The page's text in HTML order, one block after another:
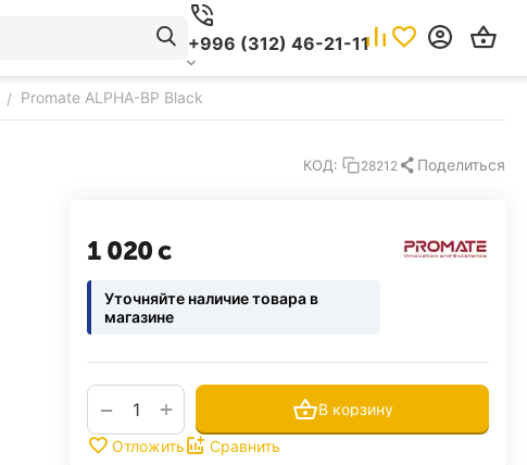
+996 (312) 46-21-11
/ Promate ALPHA-BP Black
КОД: 28212 Поделиться
1 020с
Уточняйте наличие товара в
магазине
+
−
В корзину
Отложить
Сравнить